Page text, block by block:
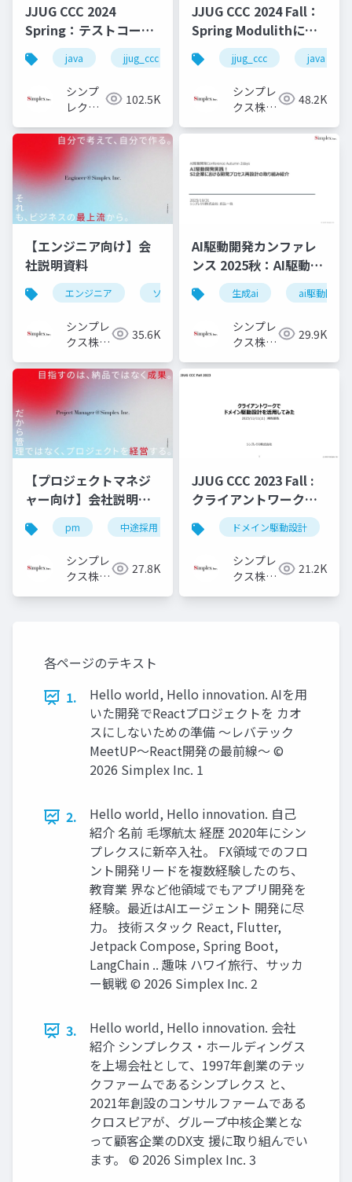
JJUG CCC 2024
Spring：テストコード
が根付くチームを立ち
上げるために考えたい
java jjug_ccc
シンプ
レクス
社
102.5K
JJUG CCC 2024 Fall：
Spring Modulithによ
るDDDとEvent-driven
Architectureの実践
jjug_ccc java
シンプレ
クス株式
48.2K
【エンジニア向け】会
社説明資料
エンジニア ソフトウェアエンジニア フロントエ
シンプレ
クス株式
35.6K
AI駆動開発カンファレ
ンス 2025秋：AI駆動開
発実践！ SI企業におけ
る開発プロセス再設計
の取り組み紹介
生成ai ai駆動開発
シンプレ
クス株式
29.9K
【プロジェクトマネジ
ャー向け】会社説明資
料
pm 中途採用 キャリア採用 pm採用
シンプレ
クス株式
27.8K
JJUG CCC 2023 Fall :
クライアントワークで
ドメイン駆動設計を活
用してみてた
ドメイン駆動設計
シンプレ
クス株式
21.2K
各ページのテキスト
1.
Hello world, Hello innovation. AIを用
いた開発でReactプロジェクトを カオ
スにしないための準備 ～レバテック
MeetUP～React開発の最前線～ ©️
2026 Simplex Inc. 1
2.
Hello world, Hello innovation. 自己
紹介 名前 毛塚航太 経歴 2020年にシン
プレクスに新卒入社。 FX領域でのフロ
ント開発リードを複数経験したのち、
教育業 界など他領域でもアプリ開発を
経験。最近はAIエージェント 開発に尽
力。 技術スタック React, Flutter,
Jetpack Compose, Spring Boot,
LangChain .. 趣味 ハワイ旅行、サッカ
ー観戦 ©️ 2026 Simplex Inc. 2
3.
Hello world, Hello innovation. 会社
紹介 シンプレクス・ホールディングス
を上場会社として、1997年創業のテッ
クファームであるシンプレクス と、
2021年創設のコンサルファームである
クロスピアが、グループ中核企業とな
って顧客企業のDX支 援に取り組んでい
ます。 ©️ 2026 Simplex Inc. 3